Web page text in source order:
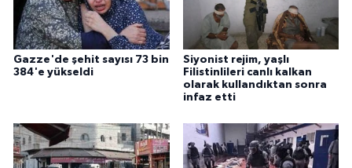
Gazze'de şehit sayısı 73 bin
384'e yükseldi
Siyonist rejim, yaşlı
Filistinlileri canlı kalkan
olarak kullandıktan sonra
infaz etti